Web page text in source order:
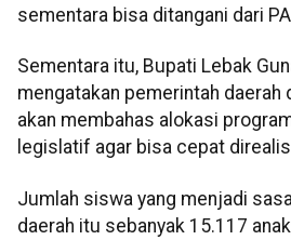
sementara bisa ditangani dari
Sementara itu, Bupati Lebak
mengatakan pemerintah daerah
akan membahas alokasi
legislatif agar bisa cepat
Jumlah siswa yang menjadi
daerah itu sebanyak 15.117